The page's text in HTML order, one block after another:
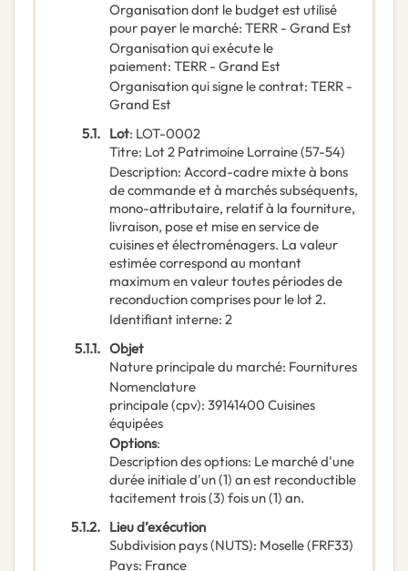
Organisation dont le budget est utilisé
pour payer le marché: TERR - Grand Est
Organisation qui exécute le
paiement: TERR - Grand Est
Organisation qui signe le contrat: TERR -
Grand Est
5.1. Lot: LOT-0002
Titre: Lot 2 Patrimoine Lorraine (57-54)
Description: Accord-cadre mixte à bons
de commande et à marchés subséquents,
mono-attributaire, relatif à la fourniture,
livraison, pose et mise en service de
cuisines et électroménagers. La valeur
estimée correspond au montant
maximum en valeur toutes périodes de
reconduction comprises pour le lot 2.
Identifiant interne: 2
5.1.1. Objet
Nature principale du marché: Fournitures
Nomenclature
principale(cpv): 39141400 Cuisines
équipées
Options:
Description des options: Le marché d'une
durée initiale d'un (1) an est reconductible
tacitement trois (3) fois un (1) an.
5.1.2. Lieu d’exécution
Subdivision pays (NUTS): Moselle(FRF33)
Pays: France